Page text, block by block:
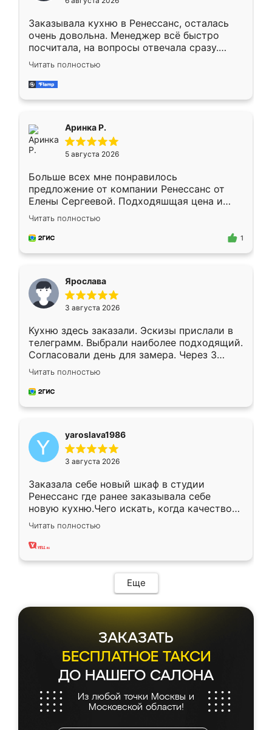
мебели буду заказывать только здесь.
Заказывала кухню в Ренессанс, осталась
очень довольна. Менеджер всё быстро
посчитала, на вопросы отвечала сразу.
Замерщик приехал в субботу, подошёл к
делу со всей ответственностью. Собрали
за день, ребята работали аккуратно, даже
Читать полностью
Аринка Р.
5 августа 2026
Больше всех мне понравилось
предложение от компании Ренессанс от
Елены Сергеевой. Подходяшщая цена и
короткие сроки изготовления. Приехавший
для замера сотрудник Владислав
предложил по моему эскизу самый
Читать полностью
1
Ярослава
3 августа 2026
Кухню здесь заказали. Эскизы прислали в
телеграмм. Выбрали наиболее подходящий.
Согласовали день для замера. Через 3
недели кухня была уже готова. Остались
довольны работой. Спасибо Ренессанс
мебель за качественную работу!
Читать полностью
yaroslava1986
3 августа 2026
Заказала себе новый шкаф в студии
Ренессанс где ранее заказывала себе
новую кухню.Чего искать, когда качеством
вполне довольна. Служит кухня уже почти
два года, нареканий нет.
Читать полностью
Еще
ЗАКАЗАТЬ
БЕСПЛАТНОЕ ТАКСИ
ДО НАШЕГО САЛОНА
Из любой точки Москвы и
Московской области!